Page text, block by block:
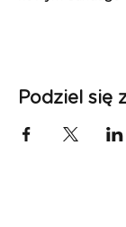
Podziel się